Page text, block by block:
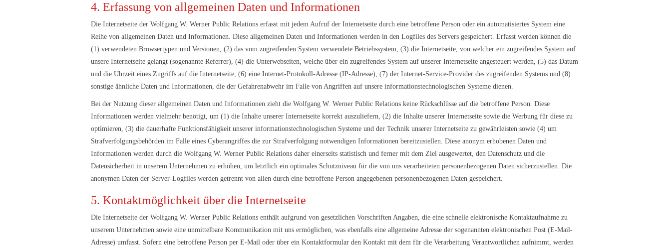
4. Erfassung von allgemeinen Daten und Informationen
Die Internetseite der Wolfgang W. Werner Public Relations erfasst mit jedem Aufruf der Internetseite durch eine betroffene Person oder ein automatisiertes System eine
Reihe von allgemeinen Daten und Informationen. Diese allgemeinen Daten und Informationen werden in den Logfiles des Servers gespeichert. Erfasst werden können die
(1) verwendeten Browsertypen und Versionen, (2) das vom zugreifenden System verwendete Betriebssystem, (3) die Internetseite, von welcher ein zugreifendes System auf
unsere Internetseite gelangt (sogenannte Referrer), (4) die Unterwebseiten, welche über ein zugreifendes System auf unserer Internetseite angesteuert werden, (5) das Datum
und die Uhrzeit eines Zugriffs auf die Internetseite, (6) eine Internet-Protokoll-Adresse (IP-Adresse), (7) der Internet-Service-Provider des zugreifenden Systems und (8)
sonstige ähnliche Daten und Informationen, die der Gefahrenabwehr im Falle von Angriffen auf unsere informationstechnologischen Systeme dienen.
Bei der Nutzung dieser allgemeinen Daten und Informationen zieht die Wolfgang W. Werner Public Relations keine Rückschlüsse auf die betroffene Person. Diese
Informationen werden vielmehr benötigt, um (1) die Inhalte unserer Internetseite korrekt auszuliefern, (2) die Inhalte unserer Internetseite sowie die Werbung für diese zu
optimieren, (3) die dauerhafte Funktionsfähigkeit unserer informationstechnologischen Systeme und der Technik unserer Internetseite zu gewährleisten sowie (4) um
Strafverfolgungsbehörden im Falle eines Cyberangriffes die zur Strafverfolgung notwendigen Informationen bereitzustellen. Diese anonym erhobenen Daten und
Informationen werden durch die Wolfgang W. Werner Public Relations daher einerseits statistisch und ferner mit dem Ziel ausgewertet, den Datenschutz und die
Datensicherheit in unserem Unternehmen zu erhöhen, um letztlich ein optimales Schutzniveau für die von uns verarbeiteten personenbezogenen Daten sicherzustellen. Die
anonymen Daten der Server-Logfiles werden getrennt von allen durch eine betroffene Person angegebenen personenbezogenen Daten gespeichert.
5. Kontaktmöglichkeit über die Internetseite
Die Internetseite der Wolfgang W. Werner Public Relations enthält aufgrund von gesetzlichen Vorschriften Angaben, die eine schnelle elektronische Kontaktaufnahme zu
unserem Unternehmen sowie eine unmittelbare Kommunikation mit uns ermöglichen, was ebenfalls eine allgemeine Adresse der sogenannten elektronischen Post (E-Mail-
Adresse) umfasst. Sofern eine betroffene Person per E-Mail oder über ein Kontaktformular den Kontakt mit dem für die Verarbeitung Verantwortlichen aufnimmt, werden